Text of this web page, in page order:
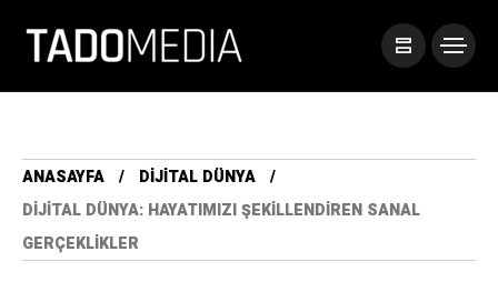
ANASAYFA
DIJITAL DÜNYA
DIJITAL DÜNYA: HAYATIMIZI ŞEKILLENDIREN SANAL
GERÇEKLIKLER